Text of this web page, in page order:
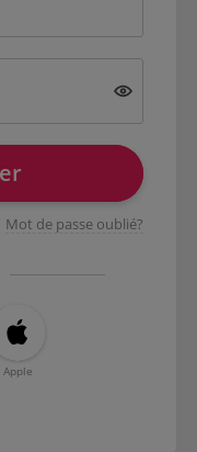
Mot de passe oublié?
Apple